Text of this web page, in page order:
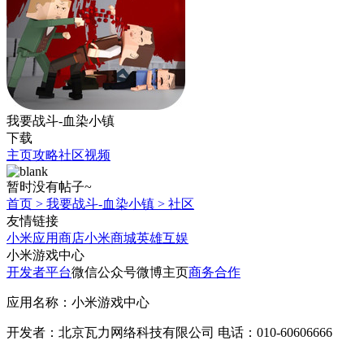
我要战斗-血染小镇
下载
主页攻略社区视频
暂时没有帖子~
首页 > 我要战斗-血染小镇 > 社区
友情链接
小米应用商店小米商城英雄互娱
小米游戏中心
开发者平台微信公众号微博主页商务合作
应用名称：小米游戏中心
开发者：北京瓦力网络科技有限公司 电话：010-60606666